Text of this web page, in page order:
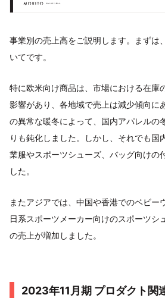
事業別の売上高をご説明します。まずは
いてです。
特に欧米向け商品は、市場における在庫
影響があり、各地域で売上は減少傾向に
の異常な暖冬によって、国内アパレルの
りも鈍化しました。しかし、それでも国
業服やスポーツシューズ、バッグ向けの
した。
またアジアでは、中国や香港でのベビー
日系スポーツメーカー向けのスポーツシ
の売上が増加しました。
2023年11月期 プロダクト関